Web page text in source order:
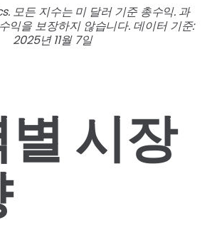
모든 지수는 미 달러 기준 총수익. 과
익을 보장하지 않습니다. 데이터 기준:
2025년 11월 7일
시장